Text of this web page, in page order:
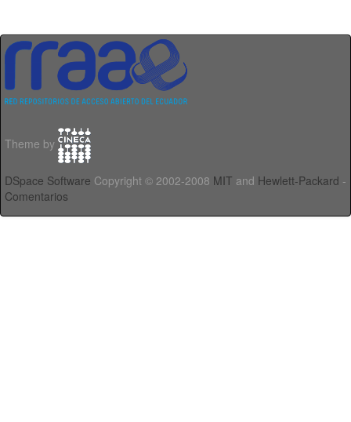
Theme by
DSpace Software Copyright © 2002-2008 MIT and Hewlett-Packard -
Comentarios